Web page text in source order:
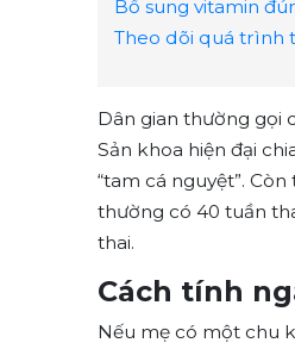
Bổ sung vitamin
Theo dõi quá trình
Dân gian thường gọi
Sản khoa hiện đại
“tam cá nguyệt”.
thường có 40 tuần
thai.
Cách tính
Nếu mẹ có một chu